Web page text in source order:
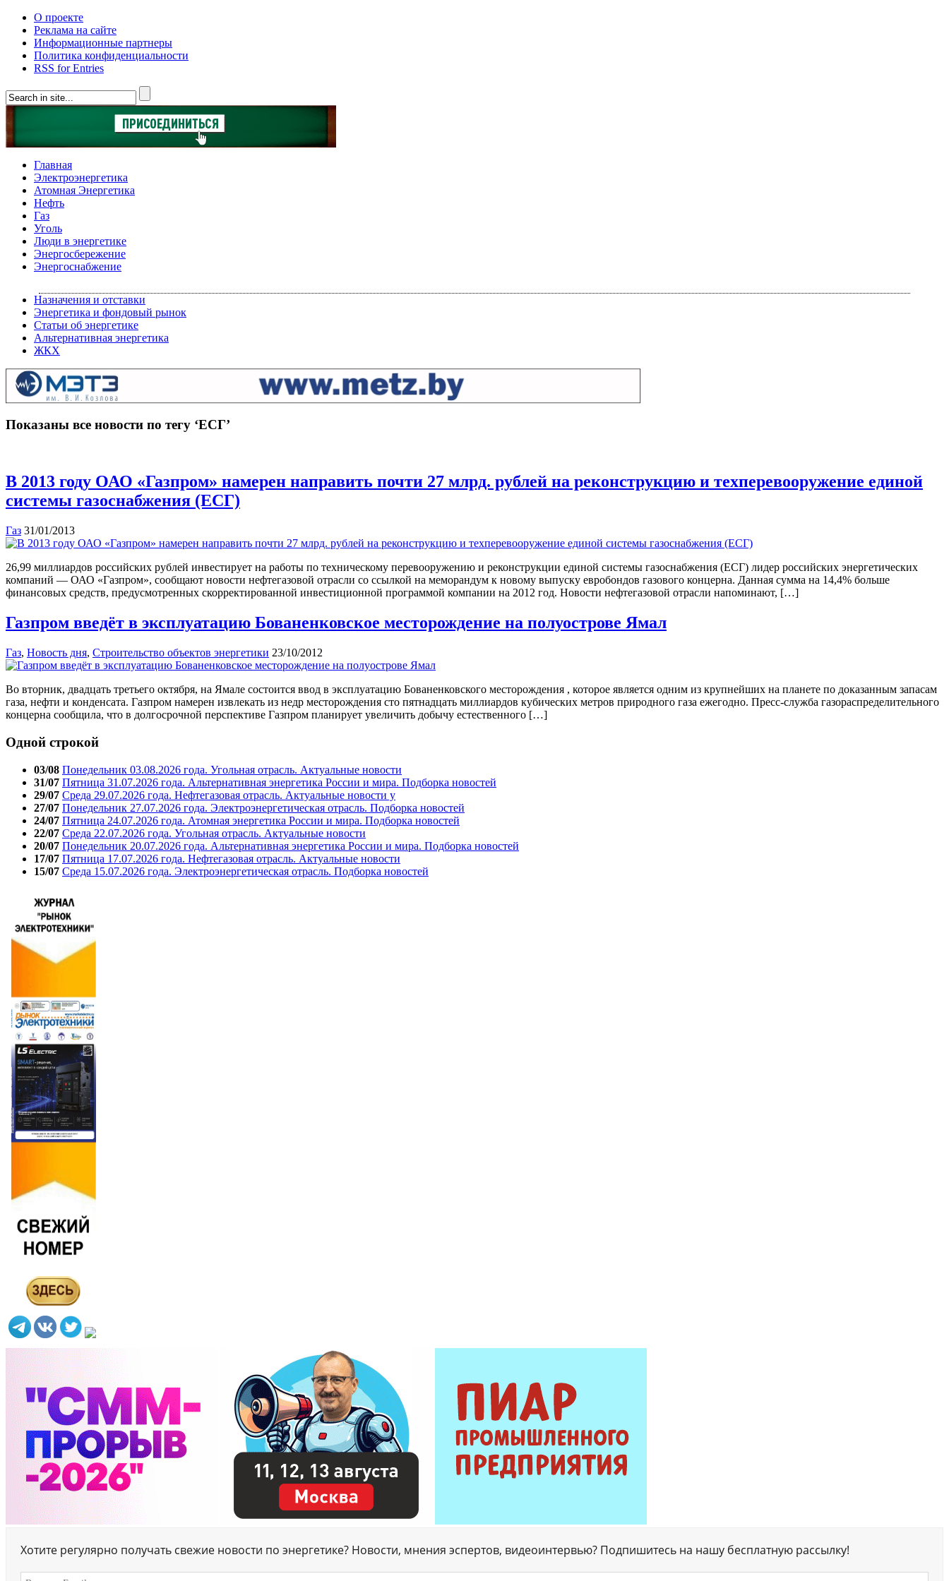
О проекте
Реклама на сайте
Информационные партнеры
Политика конфиденциальности
RSS for Entries
Главная
Электроэнергетика
Атомная Энергетика
Нефть
Газ
Уголь
Люди в энергетике
Энергосбережение
Энергоснабжение
Назначения и отставки
Энергетика и фондовый рынок
Статьи об энергетике
Альтернативная энергетика
ЖКХ
Показаны все новости по тегу ‘ЕСГ’
В 2013 году ОАО «Газпром» намерен направить почти 27 млрд. рублей на реконструкцию и техперевооружение единой
системы газоснабжения (ЕСГ)
Газ 31/01/2013
26,99 миллиардов российских рублей инвестирует на работы по техническому перевооружению и реконструкции единой системы газоснабжения (ЕСГ) лидер российских энергетических
компаний — ОАО «Газпром», сообщают новости нефтегазовой отрасли со ссылкой на меморандум к новому выпуску евробондов газового концерна. Данная сумма на 14,4% больше
финансовых средств, предусмотренных скорректированной инвестиционной программой компании на 2012 год. Новости нефтегазовой отрасли напоминают, […]
Газпром введёт в эксплуатацию Бованенковское месторождение на полуострове Ямал
Газ, Новость дня, Строительство объектов энергетики 23/10/2012
Во вторник, двадцать третьего октября, на Ямале состоится ввод в эксплуатацию Бованенковского месторождения , которое является одним из крупнейших на планете по доказанным запасам
газа, нефти и конденсата. Газпром намерен извлекать из недр месторождения сто пятнадцать миллиардов кубических метров природного газа ежегодно. Пресс-служба газораспределительного
концерна сообщила, что в долгосрочной перспективе Газпром планирует увеличить добычу естественного […]
Одной строкой
03/08 Понедельник 03.08.2026 года. Угольная отрасль. Актуальные новости
31/07 Пятница 31.07.2026 года. Альтернативная энергетика России и мира. Подборка новостей
29/07 Среда 29.07.2026 года. Нефтегазовая отрасль. Актуальные новости у
27/07 Понедельник 27.07.2026 года. Электроэнергетическая отрасль. Подборка новостей
24/07 Пятница 24.07.2026 года. Атомная энергетика России и мира. Подборка новостей
22/07 Среда 22.07.2026 года. Угольная отрасль. Актуальные новости
20/07 Понедельник 20.07.2026 года. Альтернативная энергетика России и мира. Подборка новостей
17/07 Пятница 17.07.2026 года. Нефтегазовая отрасль. Актуальные новости
15/07 Среда 15.07.2026 года. Электроэнергетическая отрасль. Подборка новостей
Хотите регулярно получать свежие новости по энергетике? Новости, мнения эспертов, видеоинтервью? Подпишитесь на нашу бесплатную рассылку!